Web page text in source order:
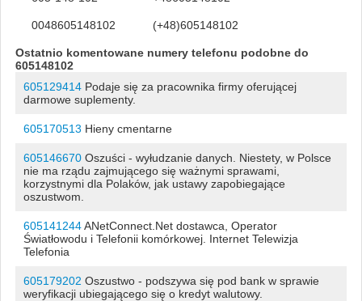
0048605148102 (+48)605148102
Ostatnio komentowane numery telefonu podobne do
605148102
605129414Podaje się za pracownika firmy oferującej
darmowe suplementy.
605170513 Hieny cmentarne
605146670Oszuści - wyłudzanie danych. Niestety, w Polsce
nie ma rządu zajmującego się ważnymi sprawami,
korzystnymi dla Polaków, jak ustawy zapobiegające
oszustwom.
605141244ANetConnect.Net dostawca, Operator
Światłowodu i Telefonii komórkowej. Internet Telewizja
Telefonia
605179202 Oszustwo - podszywa się pod bank w sprawie
weryfikacji ubiegającego się o kredyt walutowy.